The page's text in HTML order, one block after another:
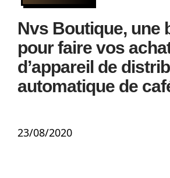
Nvs Boutique, une
pour faire vos
d’appareil de
automatique de
23/08/2020